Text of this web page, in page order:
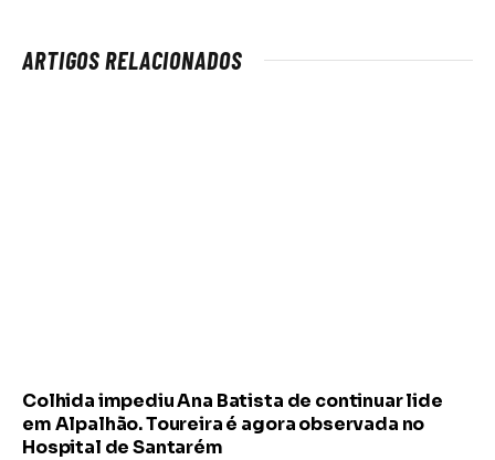
ARTIGOS RELACIONADOS
Colhida impediu Ana Batista de continuar lide
em Alpalhão. Toureira é agora observada no
Hospital de Santarém